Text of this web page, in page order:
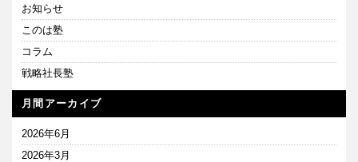
お知らせ
このは塾
コラム
戦略社長塾
月間アーカイブ
2026年6月
2026年3月